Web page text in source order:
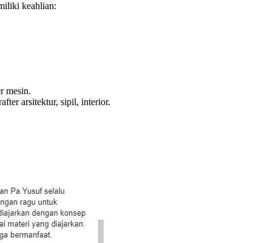
keahlian:
mesin.
arsitektur, sipil, interior.